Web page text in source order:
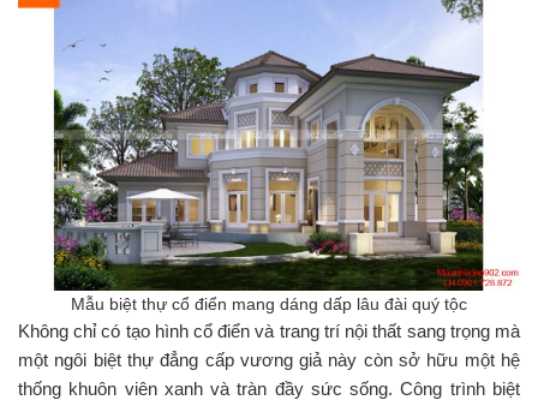
Mẫu biệt thự cổ điển mang dáng dấp lâu đài quý tộc
Không chỉ có tạo hình cổ điển và trang trí nội thất sang trọng mà
một ngôi biệt thự đẳng cấp vương giả này còn sở hữu một hệ
thống khuôn viên xanh và tràn đầy sức sống. Công trình biệt